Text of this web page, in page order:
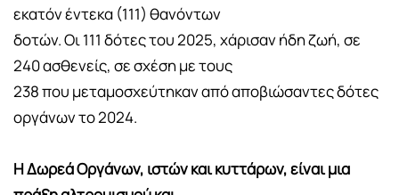
εκατόν έντεκα (111) θανόντων
δοτών. Οι 111 δότες του 2025, χάρισαν ήδη ζωή, σε
240 ασθενείς, σε σχέση με τους
238 που μεταμοσχεύτηκαν από αποβιώσαντες δότες
οργάνων το 2024.
Η Δωρεά Οργάνων, ιστών και κυττάρων, είναι μια